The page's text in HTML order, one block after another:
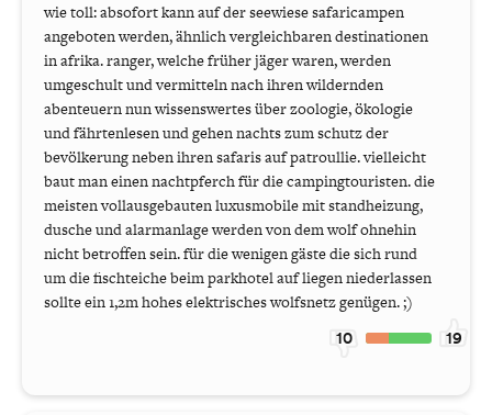
wie toll: absofort kann auf der seewiese safaricampen
angeboten werden, ähnlich vergleichbaren destinationen
in afrika. ranger, welche früher jäger waren, werden
umgeschult und vermitteln nach ihren wildernden
abenteuern nun wissenswertes über zoologie, ökologie
und fährtenlesen und gehen nachts zum schutz der
bevölkerung neben ihren safaris auf patroullie. vielleicht
baut man einen nachtpferch für die campingtouristen. die
meisten vollausgebauten luxusmobile mit standheizung,
dusche und alarmanlage werden von dem wolf ohnehin
nicht betroffen sein. für die wenigen gäste die sich rund
um die fischteiche beim parkhotel auf liegen niederlassen
sollte ein 1,2m hohes elektrisches wolfsnetz genügen. ;)
10 19